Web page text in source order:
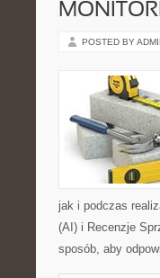
POSTED BY
jak i podczas
(AI) i Recenzje
sposób, aby